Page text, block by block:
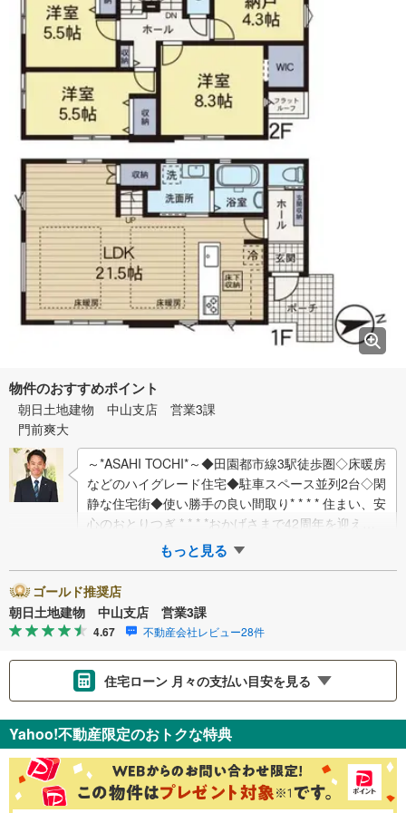
物件のおすすめポイント
朝日土地建物 中山支店 営業3課
門前爽大
～*ASAHI TOCHI*～◆田園都市線3駅徒歩圏◇床暖房
などのハイグレード住宅◆駐車スペース並列2台◇閑
静な住宅街◆使い勝手の良い間取り* * * * 住まい、安
心のおとりつぎ * * * *おかげさまで42周年を迎える
もっと見る
ゴールド推奨店
朝日土地建物 中山支店 営業3課
4.67 不動産会社レビュー28件
住宅ローン 月々の支払い目安を見る
金利 ％
Yahoo!不動産限定のおトクな特典